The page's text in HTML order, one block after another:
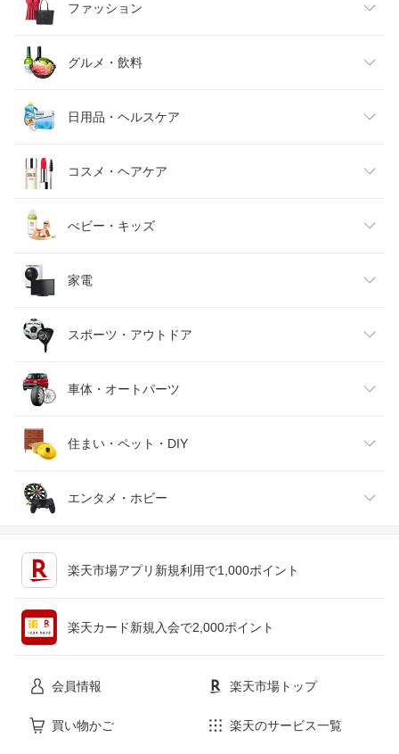
ファッション
レディースファッション
メンズファッション
キッズファッション
ベビーファッション
インナー・下着・ナイトウェア
バッグ・小物・ブランド雑貨
靴
腕時計
ジュエリー・アクセサリー
グルメ・飲料
食品
スイーツ・お菓子
水・ソフトドリンク
ビール・洋酒
ワイン
日本酒・焼酎
日用品・ヘルスケア
日用品雑貨・文房具・手芸
ダイエット・健康
医薬品・コンタクト・介護
コスメ・ヘアケア
美容・コスメ・香水
べビー・キッズ
キッズ・ベビー・マタニティ
おもちゃ
家電
家電
TV・オーディオ・カメラ
スマートフォン・タブレット
パソコン・周辺機器
スポーツ・アウトドア
スポーツ・アウトドア
ゴルフ
車体・オートパーツ
車用品・バイク用品
車・バイク
住まい・ペット・DIY
インテリア・寝具・収納
エンタメ・ホビー
楽天市場アプリ新規利用で1,000ポイント
楽天カード新規入会で2,000ポイント
会員情報 楽天市場トップ
買い物かご 楽天のサービス一覧